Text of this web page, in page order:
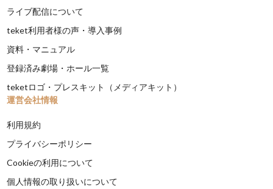
ライブ配信について
teket利用者様の声・導入事例
資料・マニュアル
登録済み劇場・ホール一覧
teketロゴ・プレスキット（メディアキット）
運営会社情報
利用規約
プライバシーポリシー
Cookieの利用について
個人情報の取り扱いについて